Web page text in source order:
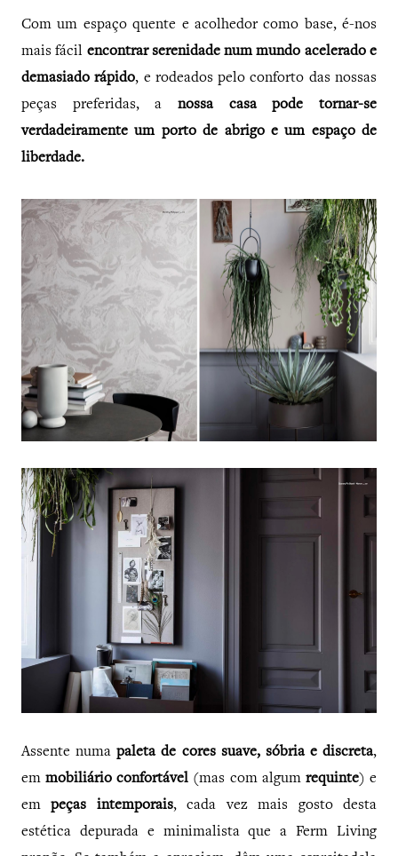
Com um espaço quente e acolhedor como base, é-nos
mais fácil encontrar serenidade num mundo acelerado e
demasiado rápido, e rodeados pelo conforto das nossas
peças preferidas, a nossa casa pode tornar-se
verdadeiramente um porto de abrigo e um espaço de
liberdade.
Assente numapaleta de cores suave, sóbria e discreta,
emmobiliário confortável (mas com algum requinte) e
empeças intemporais, cada vez mais gosto desta
estética depurada e minimalista que a Ferm Living